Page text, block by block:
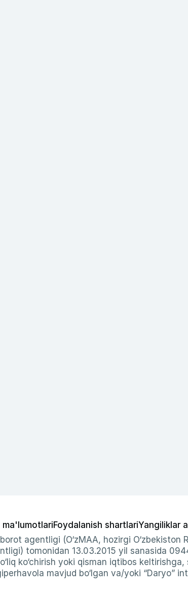
ma'lumotlariFoydalanish shartlariYangiliklar
agentligi (O‘zMAA, hozirgi
tomonidan 13.03.2015 yil sanasida
ko‘chirish yoki qisman iqtibos
mavjud bo‘lgan va/yoki “Daryo”